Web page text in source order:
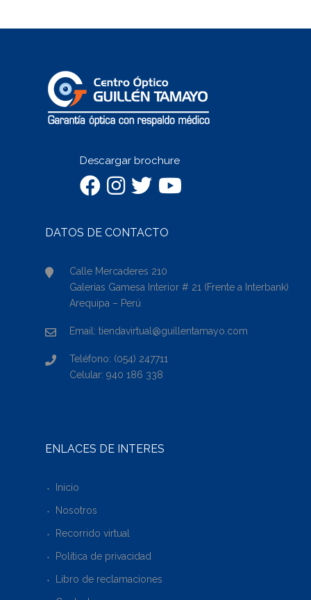
Descargar brochure
DATOS DE CONTACTO
Calle Mercaderes 210
Galerías Gamesa Interior # 21 (Frente a Interbank)
Arequipa – Perú
Email: tiendavirtual@guillentamayo.com
Teléfono: (054) 247711
Celular: 940 186 338
ENLACES DE INTERÉS
Inicio
Nosotros
Recorrido virtual
Política de privacidad
Libro de reclamaciones